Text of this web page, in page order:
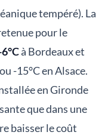
tempéré). La
pour le
à Bordeaux et
-15°C en Alsace.
en Gironde
que dans une
baisser le coût